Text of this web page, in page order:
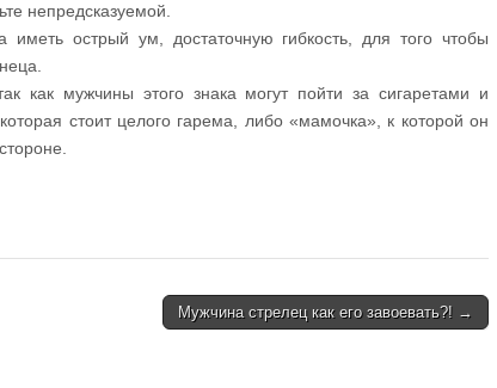
непредсказуемой.
острый ум, достаточную гибкость, для того чтобы
как мужчины этого знака могут пойти за сигаретами и
стоит целого гарема, либо «мамочка», к которой он
Мужчина стрелец как его завоевать?! →